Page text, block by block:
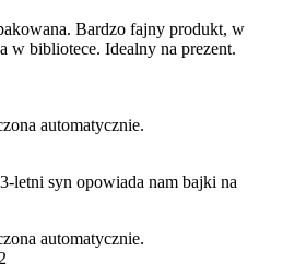
Bardzo fajny produkt, w
w bibliotece. Idealny na prezent.
automatycznie.
letni syn opowiada nam bajki na
automatycznie.